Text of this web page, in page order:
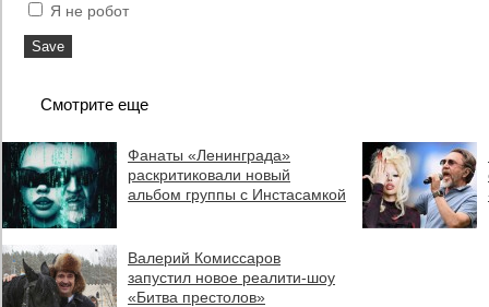
Я не робот
Смотрите еще
Фанаты «Ленинграда»
раскритиковали новый
альбом группы с Инстасамкой
Валерий Комиссаров
запустил новое реалити-шоу
«Битва престолов»